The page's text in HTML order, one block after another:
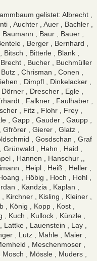
gelistet: Albrecht ,
, Auchter , Auer , Bachler ,
, Baur , Bauer ,
, Berger , Bernhard ,
, Bitterle , Blank ,
, Bucher , Buchmüller
, Chrisman , Conen ,
, Dimpfl , Dinkelacker ,
, Drescher , Egle ,
, Falkner , Faulhaber ,
, Fitz , Flohr , Frey ,
, Gapp , Gauder , Gaupp ,
, Gierer , Glatz ,
, Gosdschan , Graf
, Hahn , Haid ,
, Hannen , Hanschur ,,
, Heipl , Heiß , Heller ,
, Höbig , Hoch , Hohl ,
, Kandzia , Kaplan ,
Kirchner , Kisling , Kleiner ,
, König , Kopp , Kost ,
Kuch , Kullock , Künzle ,
, Lauenstein , Lay ,
, Lutz , Mahle , Maier ,
, Meschenmoser ,
, Mössle , Muders ,